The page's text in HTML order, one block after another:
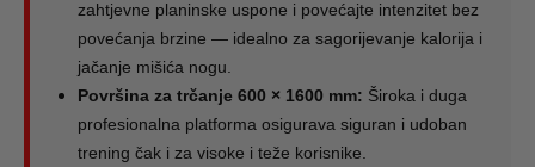
zahtjevne planinske uspone i povećajte intenzitet bez
povećanja brzine — idealno za sagorijevanje kalorija i
jačanje mišića nogu.
Površina za trčanje 600 × 1600 mm: Široka i duga
profesionalna platforma osigurava siguran i udoban
trening čak i za visoke i teže korisnike.